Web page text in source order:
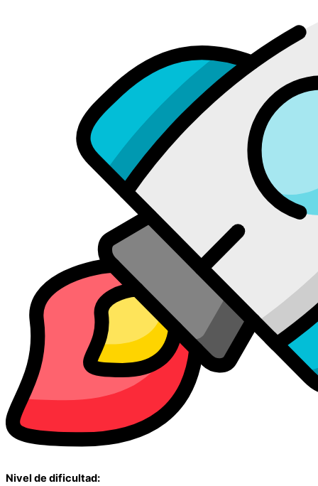
Nivel de dificultad: